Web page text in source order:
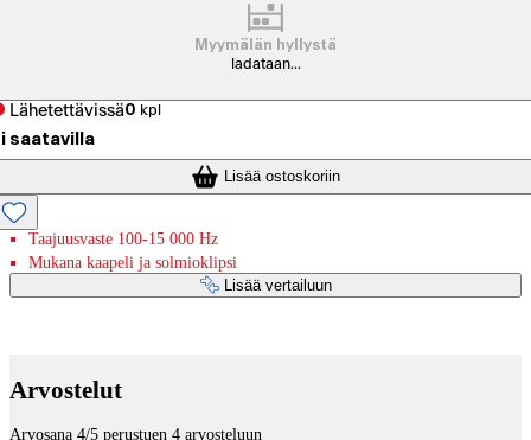
Myymälän hyllystä
ladataan...
Lähetettävissä0 kpl
saatavilla
Lisää ostoskoriin
Taajuusvaste 100-15 000 Hz
Mukana kaapeli ja solmioklipsi
Lisää vertailuun
Arvostelut
Arvosana 4/5 perustuen 4 arvosteluun